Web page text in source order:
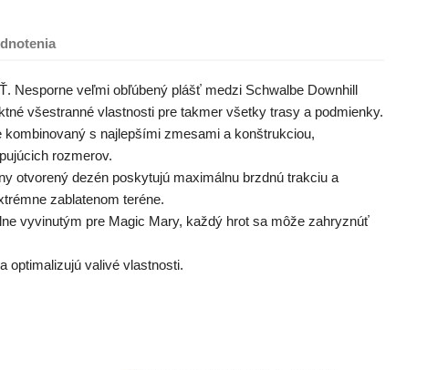
Nesporne veľmi obľúbený plášť medzi Schwalbe Downhill
všestranné vlastnosti pre takmer všetky trasy a podmienky.
kombinovaný s najlepšími zmesami a konštrukciou,
rozmerov.
otvorený dezén poskytujú maximálnu brzdnú trakciu a
zablatenom teréne.
vyvinutým pre Magic Mary, každý hrot sa môže zahryznúť
optimalizujú valivé vlastnosti.